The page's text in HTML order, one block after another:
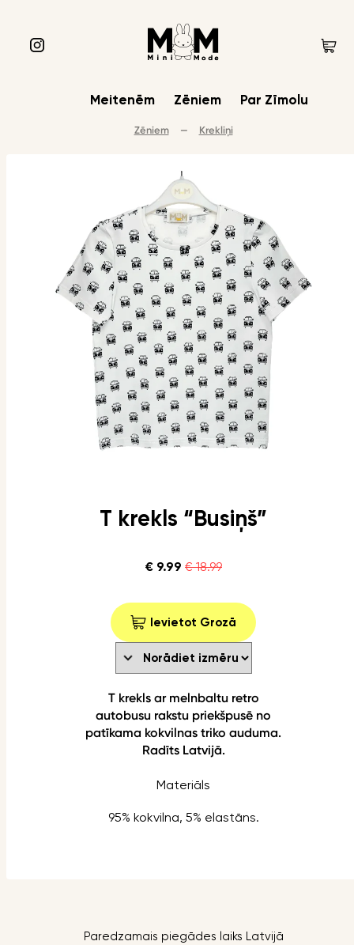
Meitenēm Zēniem Par Zīmolu
Zēniem — Krekliņi
T krekls “Busiņš”
€ 9.99 € 18.99
Ievietot Grozā
T krekls ar melnbaltu retro
autobusu rakstu priekšpusē no
patīkama kokvilnas triko auduma.
Radīts Latvijā.
Materiāls
95% kokvilna, 5% elastāns.
Paredzamais piegādes laiks Latvijā